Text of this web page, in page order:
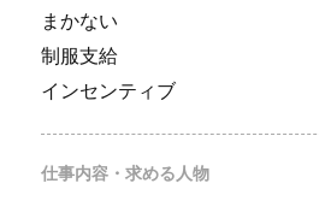
まかない
制服支給
インセンティブ
仕事内容・求める人物